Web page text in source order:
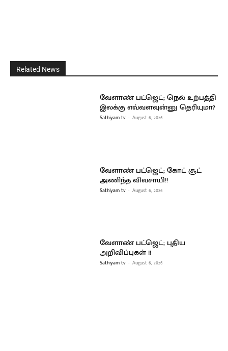
Related News
வேளாண் பட்ஜெட்; நெல் உற்பத்தி
இலக்கு எவ்வளவுன்னு தெரியுமா?
Sathiyam tv - August 6, 2026
வேளாண் பட்ஜெட்; கோட் சூட்
அணிந்த விவசாயி!!
Sathiyam tv - August 6, 2026
வேளாண் பட்ஜெட்; புதிய
அறிவிப்புகள் !!
Sathiyam tv - August 6, 2026